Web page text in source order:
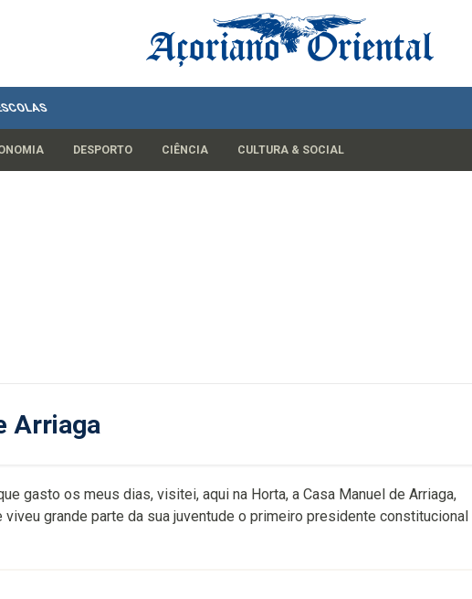
DESPORTO CIÊNCIA CULTURA & SOCIAL
Arriaga
gasto os meus dias, visitei, aqui na Horta, a Casa Manuel de Arriaga,
grande parte da sua juventude o primeiro presidente constitucional